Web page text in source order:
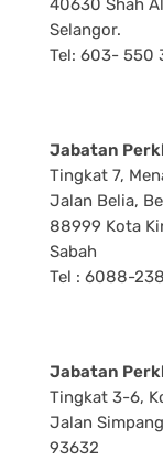
40630 Shah
Selangor.
Tel: 603- 550
Jabatan
Tingkat 7,
Jalan Belia,
88999 Kota
Sabah
Tel : 6088-
Jabatan
Tingkat 3-6,
Jalan
93632